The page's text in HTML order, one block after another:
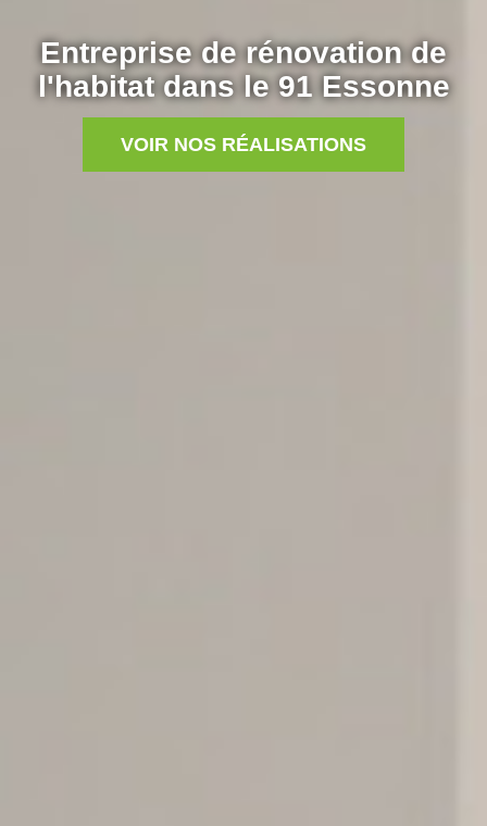
Entreprise de rénovation de
l'habitat dans le 91 Essonne
VOIR NOS RÉALISATIONS